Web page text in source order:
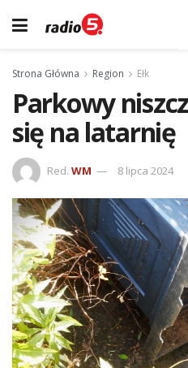
Strona Główna Region Ełk
Parkowy
się na latarnię
Red. WM 8 lipca 2024